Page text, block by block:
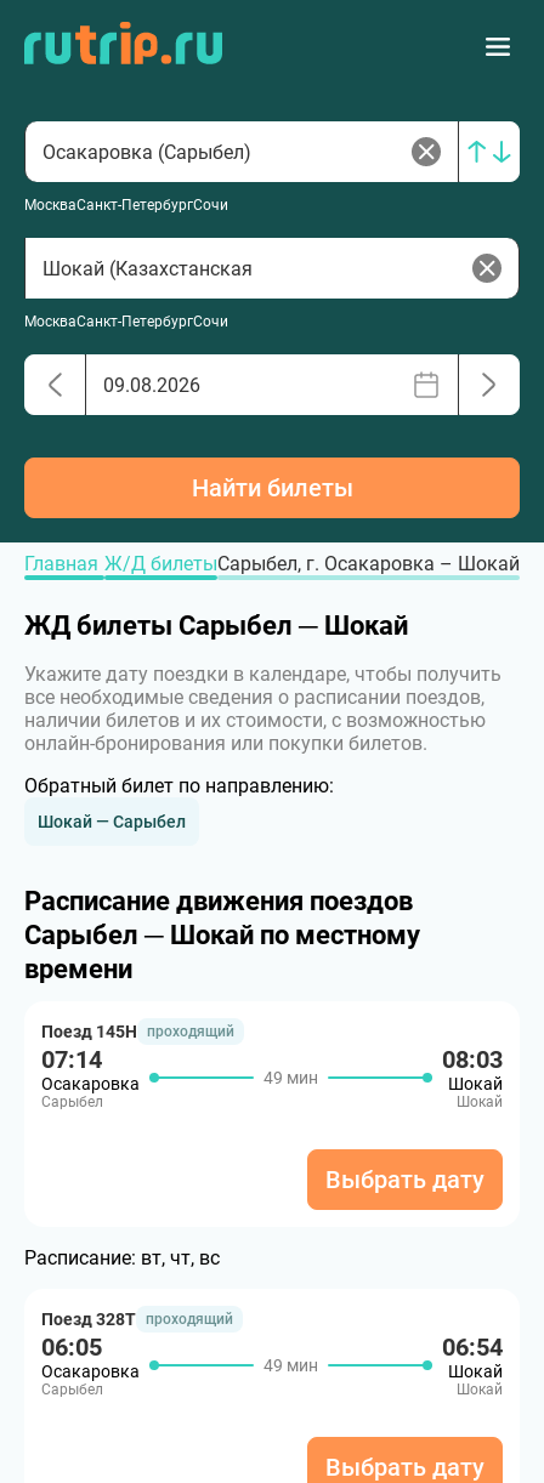
МоскваСанкт-ПетербургСочи
МоскваСанкт-ПетербургСочи
Найти билеты
Главная Ж/Д билетыСарыбел, г. Осакаровка – Шокай
ЖД билеты Сарыбел ─ Шокай
Укажите дату поездки в календаре, чтобы получить
все необходимые сведения о расписании поездов,
наличии билетов и их стоимости, с возможностью
онлайн-бронирования или покупки билетов.
Обратный билет по направлению:
Шокай — Сарыбел
Расписание движения поездов
Сарыбел ─ Шокай по местному
времени
Поезд 145Н проходящий
07:14
Осакаровка
Сарыбел
49 мин
08:03
Шокай
Шокай
Выбрать дату
Расписание: вт, чт, вс
Поезд 328Т проходящий
06:05
Осакаровка
Сарыбел
49 мин
06:54
Шокай
Шокай
Выбрать дату